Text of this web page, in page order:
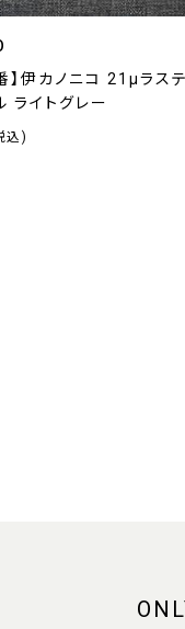
】伊カノニコ 21μラステ
ライトグレー
込)